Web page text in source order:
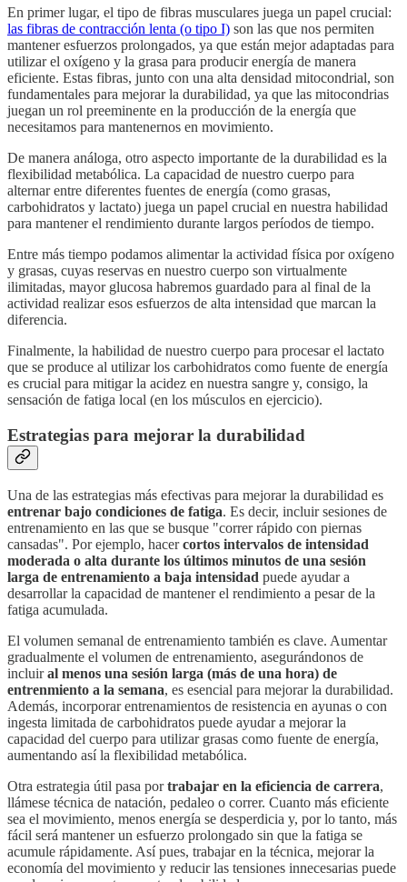
En primer lugar, el tipo de fibras musculares juega un papel crucial:
las fibras de contracción lenta (o tipo I) son las que nos permiten
mantener esfuerzos prolongados, ya que están mejor adaptadas para
utilizar el oxígeno y la grasa para producir energía de manera
eficiente. Estas fibras, junto con una alta densidad mitocondrial, son
fundamentales para mejorar la durabilidad, ya que las mitocondrias
juegan un rol preeminente en la producción de la energía que
necesitamos para mantenernos en movimiento.
De manera análoga, otro aspecto importante de la durabilidad es la
flexibilidad metabólica. La capacidad de nuestro cuerpo para
alternar entre diferentes fuentes de energía (como grasas,
carbohidratos y lactato) juega un papel crucial en nuestra habilidad
para mantener el rendimiento durante largos períodos de tiempo.
Entre más tiempo podamos alimentar la actividad física por oxígeno
y grasas, cuyas reservas en nuestro cuerpo son virtualmente
ilimitadas, mayor glucosa habremos guardado para al final de la
actividad realizar esos esfuerzos de alta intensidad que marcan la
diferencia.
Finalmente, la habilidad de nuestro cuerpo para procesar el lactato
que se produce al utilizar los carbohidratos como fuente de energía
es crucial para mitigar la acidez en nuestra sangre y, consigo, la
sensación de fatiga local (en los músculos en ejercicio).
Estrategias para mejorar la durabilidad
Una de las estrategias más efectivas para mejorar la durabilidad es
entrenar bajo condiciones de fatiga. Es decir, incluir sesiones de
entrenamiento en las que se busque "correr rápido con piernas
cansadas". Por ejemplo, hacercortos intervalos de intensidad
moderada o alta durante los últimos minutos de una sesión
larga de entrenamiento a baja intensidad puede ayudar a
desarrollar la capacidad de mantener el rendimiento a pesar de la
fatiga acumulada.
El volumen semanal de entrenamiento también es clave. Aumentar
gradualmente el volumen de entrenamiento, asegurándonos de
incluiral menos una sesión larga (más de una hora) de
entrenmiento a la semana, es esencial para mejorar la durabilidad.
Además, incorporar entrenamientos de resistencia en ayunas o con
ingesta limitada de carbohidratos puede ayudar a mejorar la
capacidad del cuerpo para utilizar grasas como fuente de energía,
aumentando así la flexibilidad metabólica.
Otra estrategia útil pasa portrabajar en la eficiencia de carrera,
llámese técnica de natación, pedaleo o correr. Cuanto más eficiente
sea el movimiento, menos energía se desperdicia y, por lo tanto, más
fácil será mantener un esfuerzo prolongado sin que la fatiga se
acumule rápidamente. Así pues, trabajar en la técnica, mejorar la
economía del movimiento y reducir las tensiones innecesarias puede